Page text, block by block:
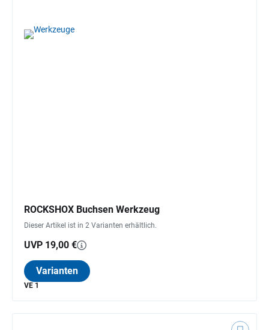
ROCKSHOX Buchsen Werkzeug
Dieser Artikel ist in 2 Varianten erhältlich.
UVP 19,00 €
Varianten
VE 1